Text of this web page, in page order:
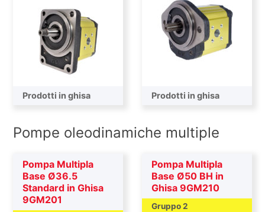
Prodotti in ghisa Prodotti in ghisa
Pompe oleodinamiche multiple
Pompa Multipla
Base Ø36.5
Standard in Ghisa
9GM201
Pompa Multipla
Base Ø50 BH in
Ghisa 9GM210
Gruppo 2